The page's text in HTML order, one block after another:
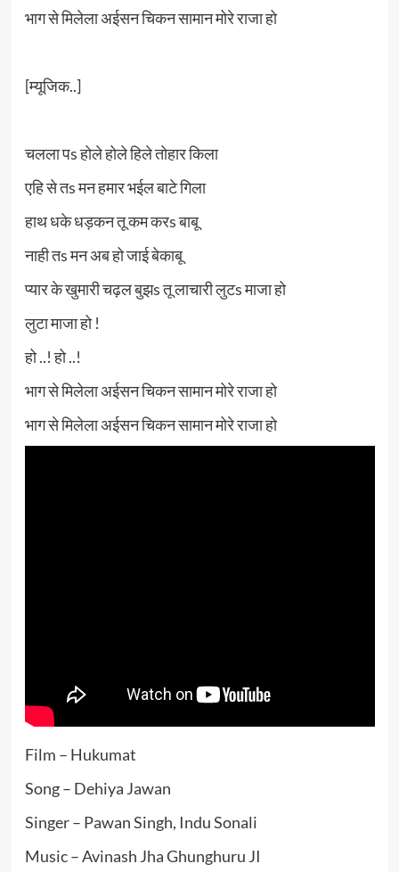
भाग से मिलेला अईसन चिकन सामान मोरे राजा हो
[म्यूजिक..]
चलला पs होले होले हिले तोहार किला
एहि से तs मन हमार भईल बाटे गिला
हाथ धके धड़कन तू कम करs बाबू
नाही तs मन अब हो जाई बेकाबू
प्यार के खुमारी चढ़ल बुझs तू लाचारी लुटs माजा हो
लुटा माजा हो !
हो ..! हो ..!
भाग से मिलेला अईसन चिकन सामान मोरे राजा हो
भाग से मिलेला अईसन चिकन सामान मोरे राजा हो
Film – Hukumat
Song – Dehiya Jawan
Singer – Pawan Singh, Indu Sonali
Music – Avinash Jha Ghunghuru JI